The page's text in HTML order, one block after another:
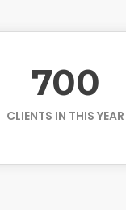
700
CLIENTS IN THIS YEAR